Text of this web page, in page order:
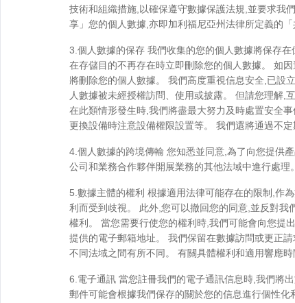
技術和組織措施,以確保遵守數據保護法規,並要求我
享」您的個人數據,亦即加利福尼亞州法律所定義的「
3.個人數據的保存 我們收集的您的個人數據將保存
在存儲目的不再存在時立即刪除您的個人數據。 如
將刪除您的個人數據。 我們高度重視信息安全,已設
人數據被未經授權訪問、使用或披露。 但請您理解,
在此類情形發生時,我們將盡最大努力及時處置安全
更換設備時注意設備權限設置等。 我們還將通過不
4.個人數據的跨境傳輸 您知悉並同意,為了向您提供
公司和業務合作夥伴開展業務的其他法域中進行處
5.數據主體的權利 根據適用法律可能存在的限制,作
利而受到歧視。 此外,您可以撤回您的同意,並反對
權利。 當您需要行使您的權利時,我們可能會向您提
提供的電子郵箱地址。 我們保留在數據訪問或更正
不同法域之間有所不同。 有關具體權利和適用響應時
6.電子通訊 當您註冊我們的電子通訊信息時,我們將
郵件可能會根據我們保存的關於您的信息進行個性